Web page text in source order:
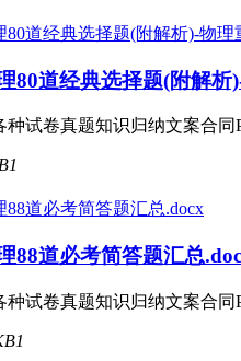
80道经典选择题(附解
试卷真题知识归纳文案合
1
88道必考简答题汇总
试卷真题知识归纳文案合同
1